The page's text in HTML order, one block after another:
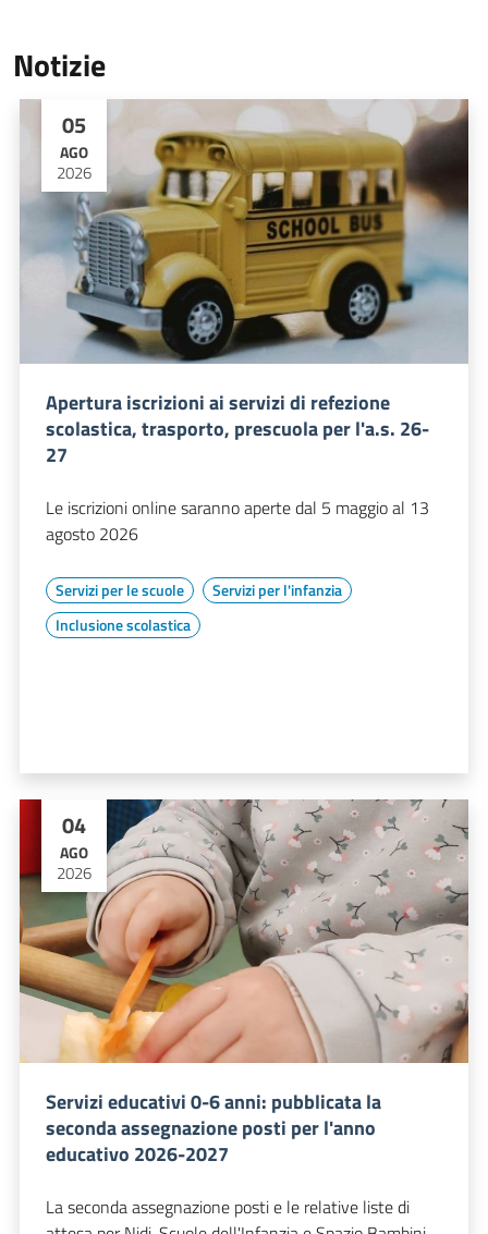
Notizie
05
AGO
2026
Apertura iscrizioni ai servizi di refezione
scolastica, trasporto, prescuola per l'a.s. 26-
27
Le iscrizioni online saranno aperte dal 5 maggio al 13
agosto 2026
Servizi per le scuole
Servizi per l'infanzia
Inclusione scolastica
04
AGO
2026
Servizi educativi 0-6 anni: pubblicata la
seconda assegnazione posti per l'anno
educativo 2026-2027
La seconda assegnazione posti e le relative liste di